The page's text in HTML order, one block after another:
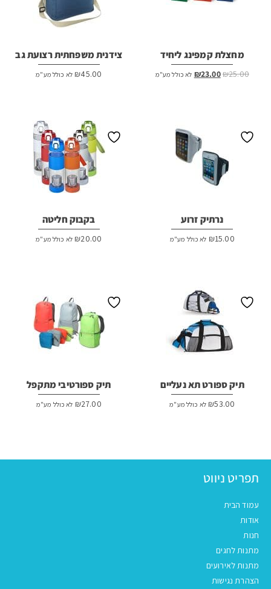
מחצלת קמפינג ליחיד
₪25.00
המחיר₪23.00 המחיר
לא כולל מע"מ
צידנית משפחתית רצועת גב
₪45.00 לא כולל מע"מ
נרתיק זרוע
₪15.00 לא כולל מע"מ
בקבוק חליטה
₪20.00 לא כולל מע"מ
תיק ספורט תא נעליים
₪53.00 לא כולל מע"מ
תיק ספורטיבי מתקפל
₪27.00 לא כולל מע"מ
תפריט ניווט
עמוד הבית
אודות
חנות
מתנות לחגים
מתנות לאירועים
הצהרת נגישות